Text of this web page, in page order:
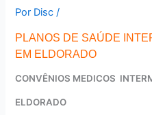
Por Disc/
PLANOS DE SAÚDE
EM ELDORADO
CONVÊNIOS MEDICOS
ELDORADO